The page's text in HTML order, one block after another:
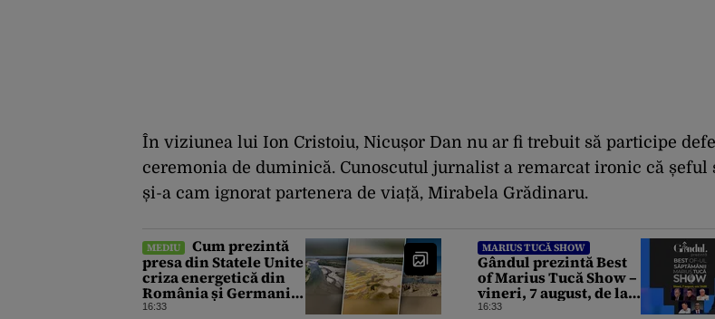
În viziunea lui Ion Cristoiu, Nicușor Dan nu ar fi trebuit să participe
ceremonia de duminică. Cunoscutul jurnalist a remarcat ironic că șeful
și-a cam ignorat partenera de viață, Mirabela Grădinaru.
MEDIU
Cum prezintă
presa din Statele Unite
criza energetică din
România și Germania.
Lipsa apei afectează
16:33
MARIUS TUCĂ SHOW
Gândul prezintă Best
of Marius Tucă Show –
vineri, 7 august, de la
ora 19:00
16:33